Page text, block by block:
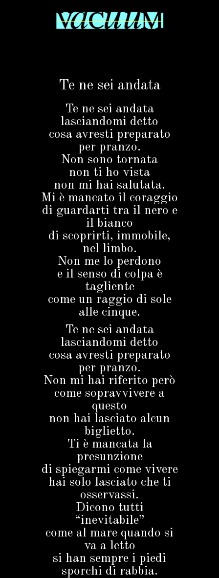
Te ne sei andata
Te ne sei andata
lasciandomi detto
cosa avresti preparato
per pranzo.
Non sono tornata
non ti ho vista
non mi hai salutata.
Mi è mancato il coraggio
di guardarti tra il nero e
il bianco
di scoprirti, immobile,
nel limbo.
Non me lo perdono
e il senso di colpa è
tagliente
come un raggio di sole
alle cinque.
Te ne sei andata
lasciandomi detto
cosa avresti preparato
per pranzo.
Non mi hai riferito però
come sopravvivere a
questo
non hai lasciato alcun
biglietto.
Ti è mancata la
presunzione
di spiegarmi come vivere
hai solo lasciato che ti
osservassi.
Dicono tutti
“inevitabile”
come al mare quando si
va a letto
si han sempre i piedi
sporchi di rabbia.